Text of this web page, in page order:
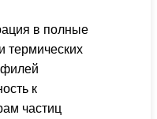
в полные
термических
к
частиц